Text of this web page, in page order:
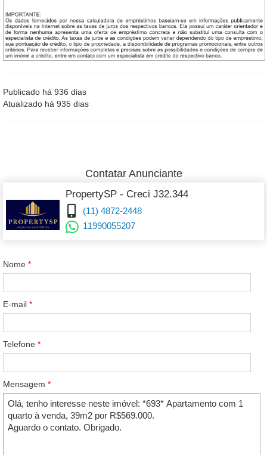
Publicado há 936 dias
Atualizado há 935 dias
Contatar Anunciante
PropertySP - Creci J32.344
(11) 4872-2448
11990055207
Nome *
E-mail *
Telefone *
Mensagem *